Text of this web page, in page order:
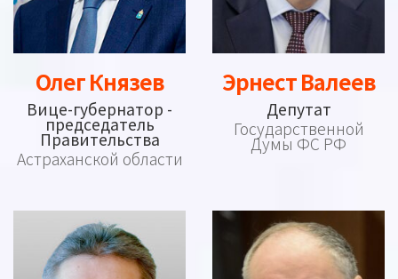
Олег Князев
Вице-губернатор -
председатель
Правительства
Астраханской области
Эрнест Валеев
Депутат
Государственной
Думы ФС РФ